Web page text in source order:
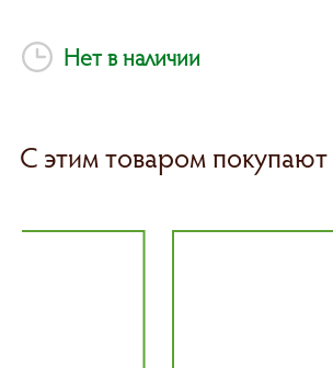
Нет в наличии
С этим товаром покупают